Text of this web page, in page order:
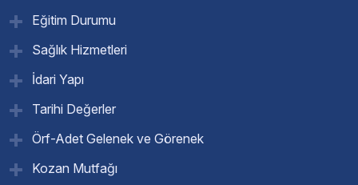
Eğitim Durumu
Sağlık Hizmetleri
İdari Yapı
Tarihi Değerler
Örf-Adet Gelenek ve Görenek
Kozan Mutfağı